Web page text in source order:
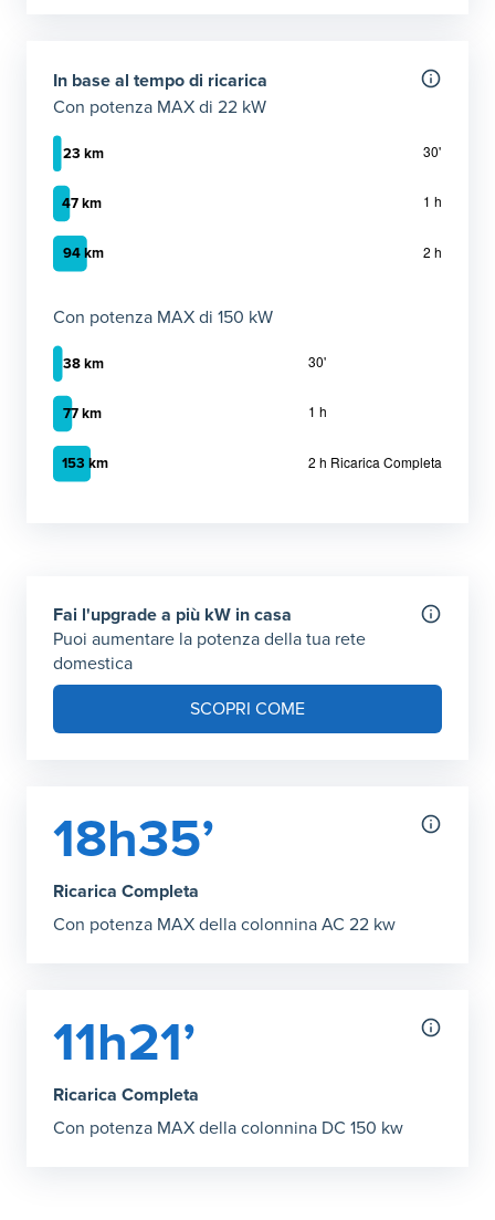
In base al tempo di ricarica
Con potenza MAX di 22 kW
Grafico che mostra l'autonomia in chilometri ottenibile
30 minuti
1 ora
2 ora
Con potenza MAX di 150 kW
2 ora Ricarica Completa :153 km
Fai l'upgrade a più kW in casa
Puoi aumentare la potenza della tua rete
domestica
SCOPRI COME
18h35’
Ricarica Completa
Con potenza MAX della colonnina AC 22 kw
11h21’
Ricarica Completa
Con potenza MAX della colonnina DC 150 kw